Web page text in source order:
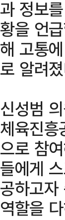
과 정보
황을 언
해 고통
로 알려
신성범
체육진
으로 참
들에게
공하고
역할을